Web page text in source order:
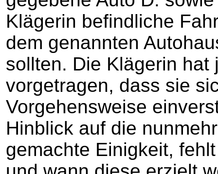
Klägerin befindliche
dem genannten
sollten. Die Klägerin
vorgetragen, dass sie
Vorgehensweise
Hinblick auf die
gemachte Einigkeit,